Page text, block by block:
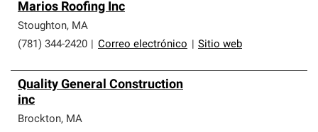
Marios Roofing Inc
Stoughton, MA
(781) 344-2420
Correo electrónico Sitio web
Quality General Construction
inc
Brockton, MA